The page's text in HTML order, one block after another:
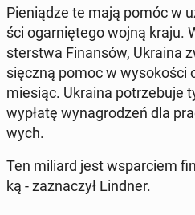
Pie­nią­dze te mają pomóc w
ści ogar­nię­te­go wojną kraju.
ster­stwa Fi­nan­sów, Ukraina
sięcz­ną pomoc w wy­so­ko­ści
miesiąc. Ukraina po­trze­bu­je
wypłatę wy­na­gro­dzeń dla
wych.
Ten miliard jest wspar­ciem
ką - za­zna­czył Lindner.